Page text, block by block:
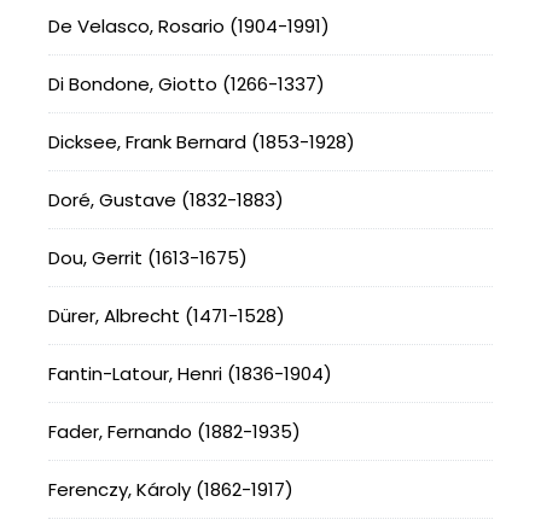
De Velasco, Rosario (1904-1991)
Di Bondone, Giotto (1266-1337)
Dicksee, Frank Bernard (1853-1928)
Doré, Gustave (1832-1883)
Dou, Gerrit (1613-1675)
Dürer, Albrecht (1471-1528)
Fantin-Latour, Henri (1836-1904)
Fader, Fernando (1882-1935)
Ferenczy, Károly (1862-1917)